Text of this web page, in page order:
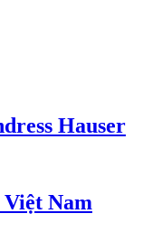
Hauser
Nam